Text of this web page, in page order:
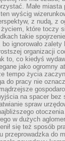
Małe miasta
ten wyścig
z nudą, z
które toczy
takie
bo ignorowało zalety
organizacji
to, co kiedyś
jako ogromny
tempo życia
do pracy nie
na spacer bez
spraw
w dużych
się też sposób
przeprowadzka do